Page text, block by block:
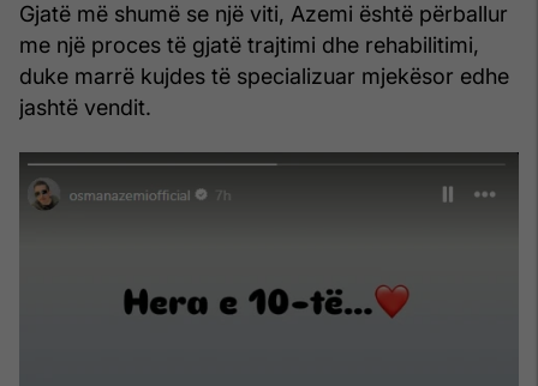
Gjatë më shumë se një viti, Azemi është përballur
me një proces të gjatë trajtimi dhe rehabilitimi,
duke marrë kujdes të specializuar mjekësor edhe
jashtë vendit.